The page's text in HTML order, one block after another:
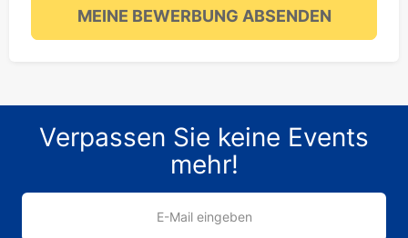
MEINE BEWERBUNG ABSENDEN
Verpassen Sie keine Events
mehr!
E-Mail eingeben